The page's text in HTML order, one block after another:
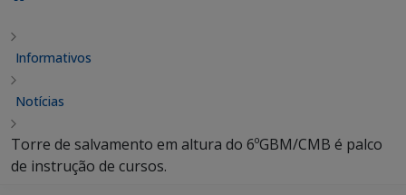
Informativos
Notícias
Torre de salvamento em altura do 6ºGBM/CMB é palco
de instrução de cursos.